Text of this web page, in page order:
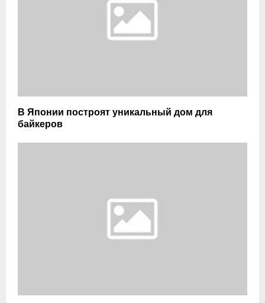
В Японии построят уникальный дом для
байкеров